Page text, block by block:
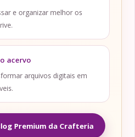
e organizar melhor os
acervo
arquivos digitais em
Premium da Crafteria